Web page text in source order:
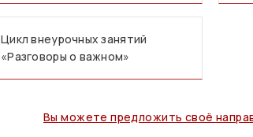
Цикл внеурочных занятий
«Разговоры о важном»
Вы можете предложить своё